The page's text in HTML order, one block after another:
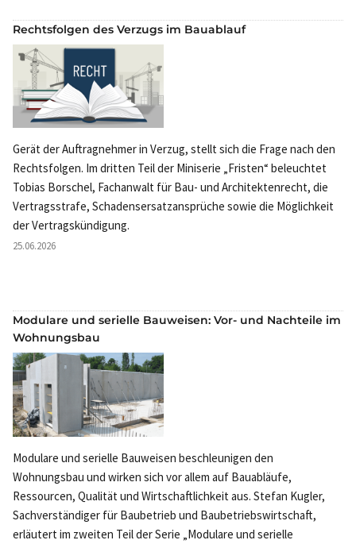
Rechtsfolgen des Verzugs im Bauablauf
Gerät der Auftragnehmer in Verzug, stellt sich die Frage nach den
Rechtsfolgen. Im dritten Teil der Miniserie „Fristen“ beleuchtet
Tobias Borschel, Fachanwalt für Bau- und Architektenrecht, die
Vertragsstrafe, Schadensersatzansprüche sowie die Möglichkeit
der Vertragskündigung.
25.06.2026
Modulare und serielle Bauweisen: Vor- und Nachteile im
Wohnungsbau
Modulare und serielle Bauweisen beschleunigen den
Wohnungsbau und wirken sich vor allem auf Bauabläufe,
Ressourcen, Qualität und Wirtschaftlichkeit aus. Stefan Kugler,
Sachverständiger für Baubetrieb und Baubetriebswirtschaft,
erläutert im zweiten Teil der Serie „Modulare und serielle